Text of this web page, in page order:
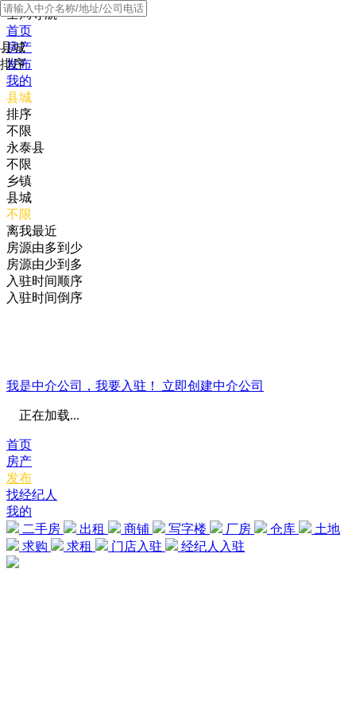
全局导航
首页
房产
发布
我的
县城
排序
县城
排序
不限
永泰县
不限
乡镇
县城
不限
离我最近
房源由多到少
房源由少到多
入驻时间顺序
入驻时间倒序
我是中介公司，我要入驻！ 立即创建中介公司
正在加载...
首页
房产
发布
找经纪人
我的
二手房
出租 商铺 写字楼 厂房 仓库
土地
求购
求租 门店入驻 经纪人入驻